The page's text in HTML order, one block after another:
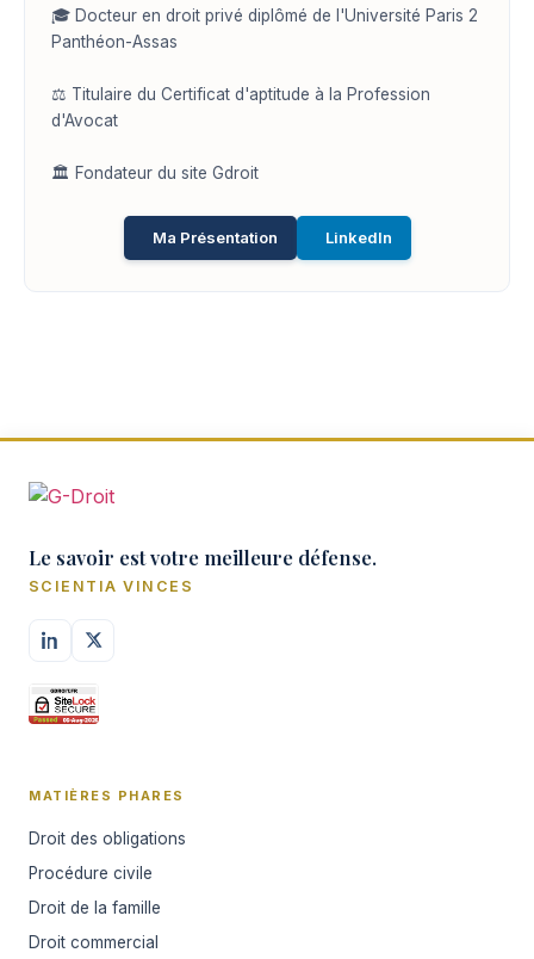
🎓 Docteur en droit privé diplômé de l'Université Paris 2
Panthéon-Assas
⚖️ Titulaire du Certificat d'aptitude à la Profession
d'Avocat
🏛️ Fondateur du site Gdroit
Ma Présentation LinkedIn
Le savoir est votre meilleure défense.
SCIENTIA VINCES
MATIÈRES PHARES
Droit des obligations
Procédure civile
Droit de la famille
Droit commercial